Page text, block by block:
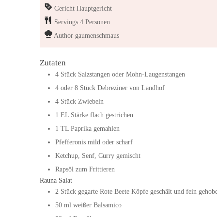
Gericht Hauptgericht
Servings 4 Personen
Author gaumenschmaus
Zutaten
4 Stück Salzstangen oder Mohn-Laugenstangen
4 oder 8 Stück Debreziner von Landhof
4 Stück Zwiebeln
1 EL Stärke flach gestrichen
1 TL Paprika gemahlen
Pfefferonis mild oder scharf
Ketchup, Senf, Curry gemischt
Rapsöl zum Frittieren
Rauna Salat
2 Stück gegarte Rote Beete Köpfe geschält und fein
50 ml weißer Balsamico